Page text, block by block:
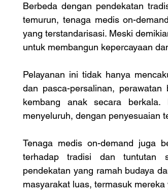
Berbeda dengan pendekatan
temurun, tenaga medis on-
yang terstandarisasi. Meski
untuk membangun kepercayaan
Pelayanan ini tidak hanya
dan pasca-persalinan,
kembang anak secara berkala.
menyeluruh, dengan penyesuaian
Tenaga medis on-demand juga
terhadap tradisi dan tuntutan
pendekatan yang ramah budaya
masyarakat luas, termasuk